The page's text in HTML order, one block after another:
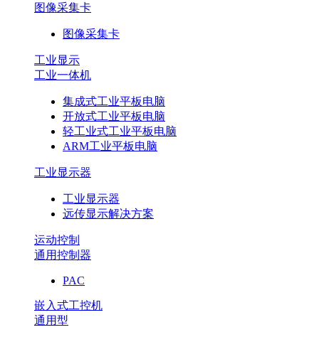
图像采集卡
图像采集卡
工业显示
工业一体机
集成式工业平板电脑
开放式工业平板电脑
轻工业式工业平板电脑
ARM工业平板电脑
工业显示器
工业显示器
远传显示解决方案
运动控制
通用控制器
PAC
嵌入式工控机
通用型